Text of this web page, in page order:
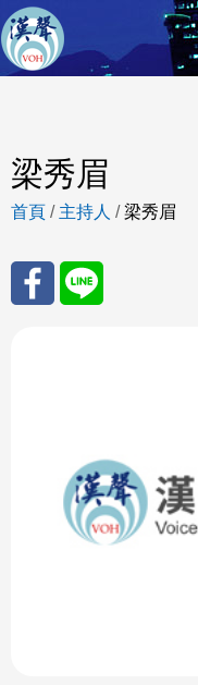
梁秀眉
首頁 / 主持人 /梁秀眉